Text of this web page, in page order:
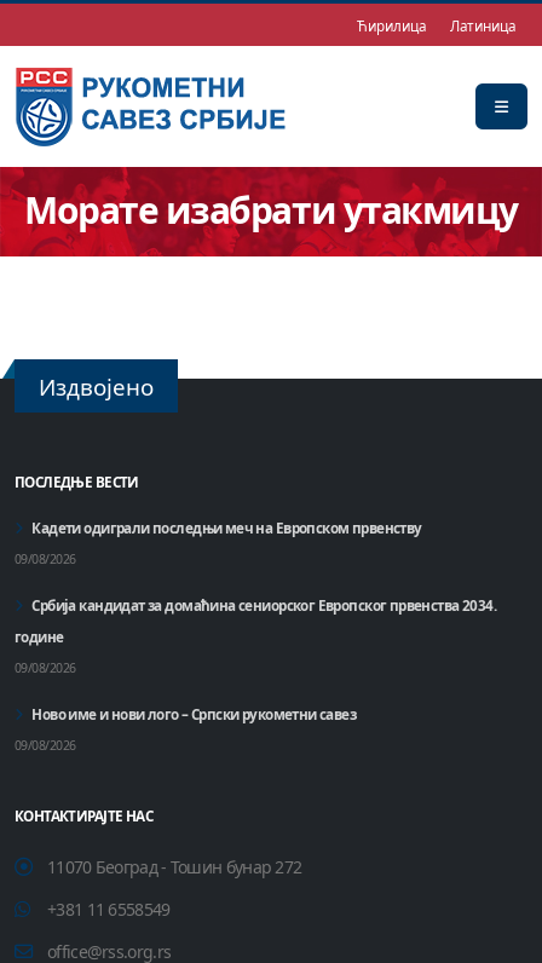
Ћирилица Латиница
Морате изабрати утакмицу
Издвојено
ПОСЛЕДЊЕ ВЕСТИ
Кадети одиграли последњи меч на Европском првенству
09/08/2026
Србија кандидат за домаћинa сениорског Европског првенства 2034.
године
09/08/2026
Ново име и нови лого – Српски рукометни савез
09/08/2026
КОНТАКТИРАЈТЕ НАС
11070 Београд - Тошин бунар 272
+381 11 6558549
office@rss.org.rs